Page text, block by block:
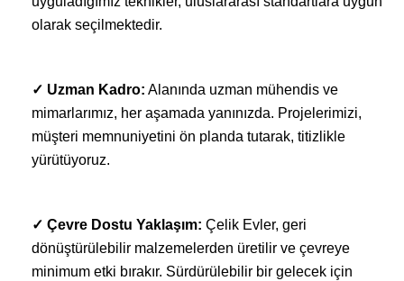
olarak seçilmektedir.
✓ Uzman Kadro: Alanında uzman mühendis ve
mimarlarımız, her aşamada yanınızda. Projelerimizi,
müşteri memnuniyetini ön planda tutarak, titizlikle
yürütüyoruz.
✓ Çevre Dostu Yaklaşım: Çelik Evler, geri
dönüştürülebilir malzemelerden üretilir ve çevreye
minimum etki bırakır. Sürdürülebilir bir gelecek için